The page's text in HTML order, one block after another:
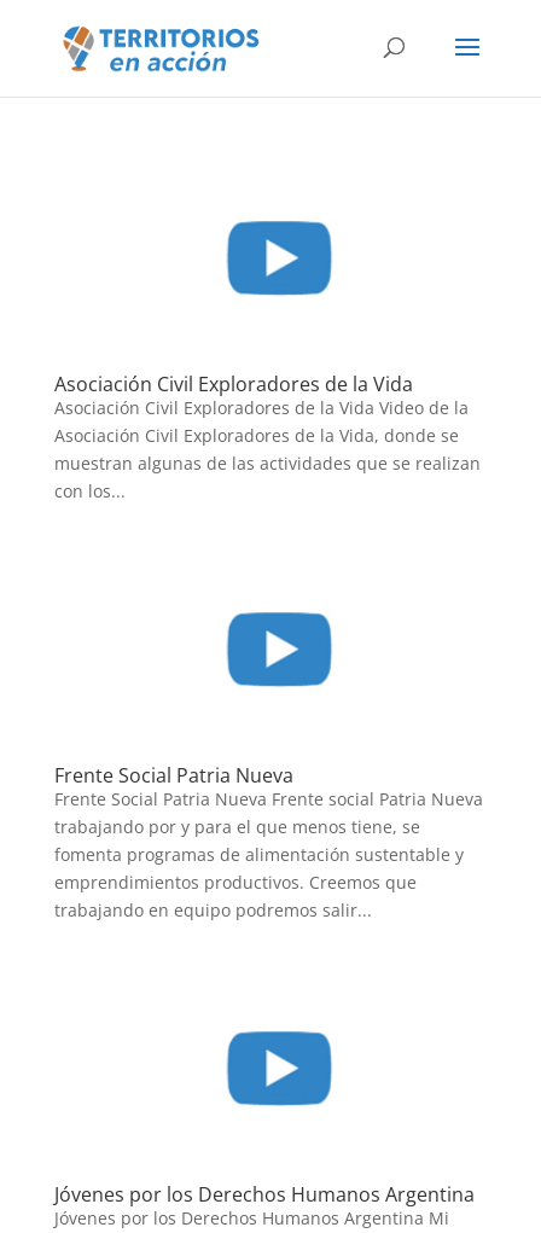
Asociación Civil Exploradores de la Vida
Asociación Civil Exploradores de la Vida Video de la
Asociación Civil Exploradores de la Vida, donde se
muestran algunas de las actividades que se realizan
con los...
Frente Social Patria Nueva
Frente Social Patria Nueva Frente social Patria Nueva
trabajando por y para el que menos tiene, se
fomenta programas de alimentación sustentable y
emprendimientos productivos. Creemos que
trabajando en equipo podremos salir...
Jóvenes por los Derechos Humanos Argentina
Jóvenes por los Derechos Humanos Argentina Mi